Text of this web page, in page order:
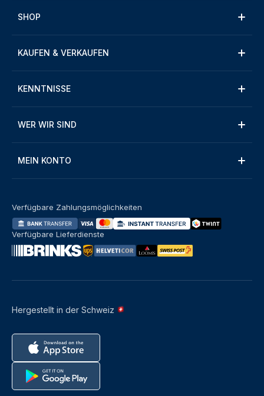
SHOP
KAUFEN & VERKAUFEN
KENNTNISSE
WER WIR SIND
MEIN KONTO
Hergestellt in der Schweiz
Verfügbare Zahlungsmöglichkeiten
Verfügbare Lieferdienste